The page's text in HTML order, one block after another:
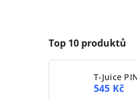
Top 10 produktů
T-Juice
545 Kč